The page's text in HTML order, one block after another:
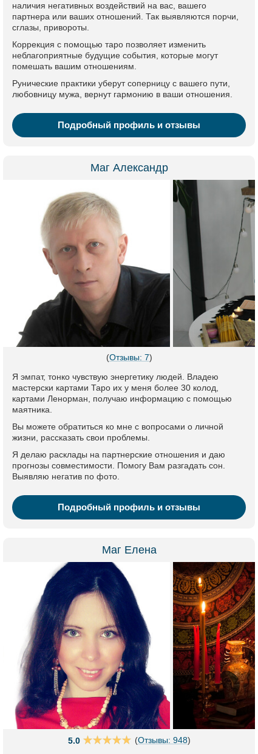
наличия негативных воздействий на вас, вашего
партнера или ваших отношений. Так выявляются порчи,
сглазы, привороты.
Коррекция с помощью таро позволяет изменить
неблагоприятные будущие события, которые могут
помешать вашим отношениям.
Рунические практики уберут соперницу с вашего пути,
любовницу мужа, вернут гармонию в ваши отношения.
Подробный профиль и отзывы
Маг Александр
(Отзывы: 7)
Я эмпат, тонко чувствую энергетику людей. Владею
мастерски картами Таро их у меня более 30 колод,
картами Ленорман, получаю информацию с помощью
маятника.
Вы можете обратиться ко мне с вопросами о личной
жизни, рассказать свои проблемы.
Я делаю расклады на партнерские отношения и даю
прогнозы совместимости. Помогу Вам разгадать сон.
Выявляю негатив по фото.
Подробный профиль и отзывы
Маг Елена
5.0 (Отзывы: 948)